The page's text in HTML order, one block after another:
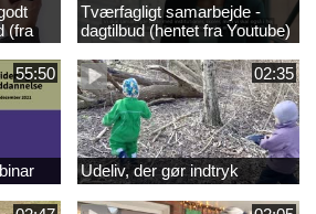
(fra
Tværfagligt samarbejde -
dagtilbud (hentet fra Youtube)
55:50 02:35
Udeliv, der gør indtryk